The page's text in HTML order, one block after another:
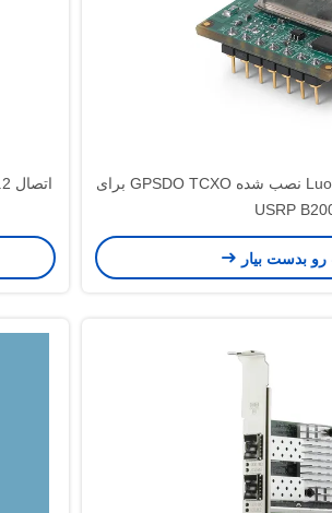
تخته ایستگاه پایه Luowave 4G LTE نصب شده GPSDO TCXO برای
USRP
بدست بیار